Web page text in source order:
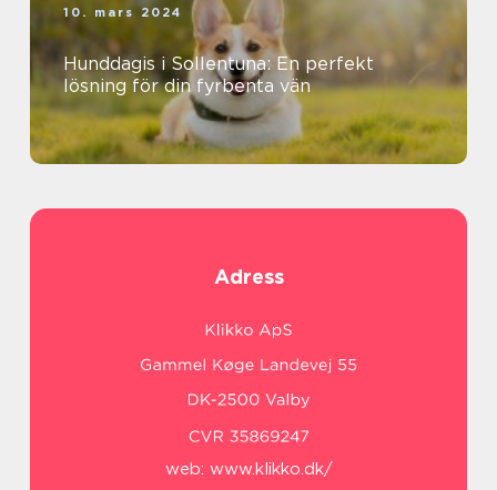
10. mars 2024
Hunddagis i Sollentuna: En perfekt
lösning för din fyrbenta vän
Adress
web: www.klikko.dk/